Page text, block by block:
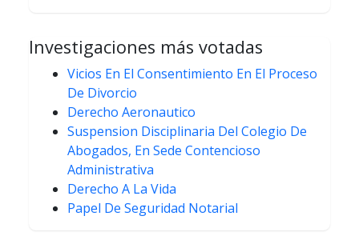
Investigaciones más votadas
Vicios En El Consentimiento En El Proceso
De Divorcio
Derecho Aeronautico
Suspension Disciplinaria Del Colegio De
Abogados, En Sede Contencioso
Administrativa
Derecho A La Vida
Papel De Seguridad Notarial